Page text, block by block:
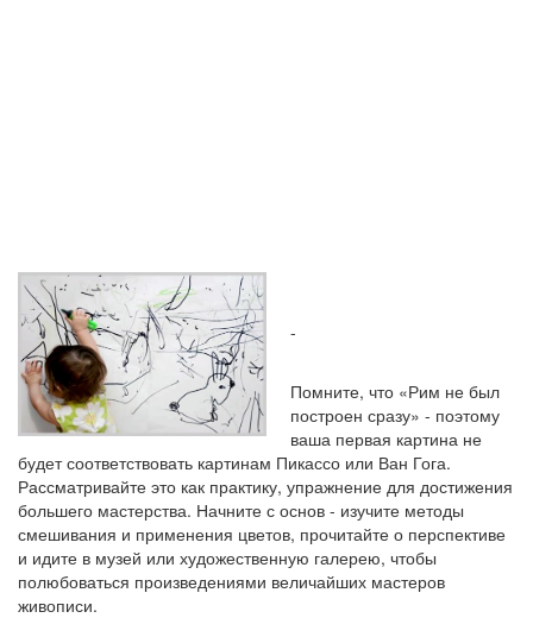
-
Помните, что «Рим не был
построен сразу» - поэтому
ваша первая картина не
будет соответствовать картинам Пикассо или Ван Гога.
Рассматривайте это как практику, упражнение для достижения
большего мастерства. Начните с основ - изучите методы
смешивания и применения цветов, прочитайте о перспективе
и идите в музей или художественную галерею, чтобы
полюбоваться произведениями величайших мастеров
живописи.